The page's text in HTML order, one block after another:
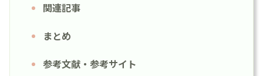
関連記事
まとめ
参考文献・参考サイト